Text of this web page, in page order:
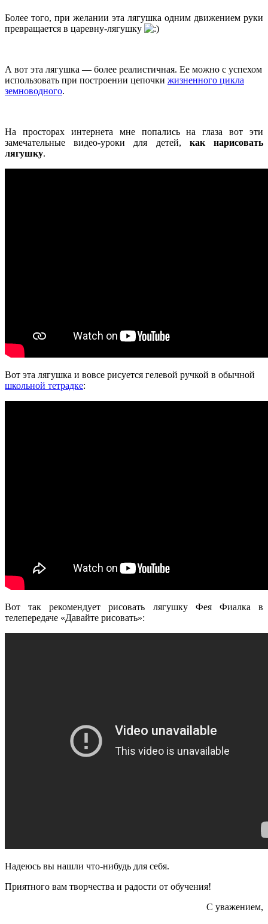
Более того, при желании эта лягушка одним движением руки
превращается в царевну-лягушку
А вот эта лягушка — более реалистичная. Ее можно с успехом
использовать при построении цепочки жизненного цикла
земноводного.
На просторах интернета мне попались на глаза вот эти
замечательные видео-уроки для детей, как нарисовать
лягушку.
Вот эта лягушка и вовсе рисуется гелевой ручкой в обычной
школьной тетрадке:
Вот так рекомендует рисовать лягушку Фея Фиалка в
телепередаче «Давайте рисовать»:
Надеюсь вы нашли что-нибудь для себя.
Приятного вам творчества и радости от обучения!
С уважением,